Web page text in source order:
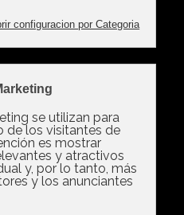
general de la
Alquiler (ANA) explica
las diferencias entre
una vivienda